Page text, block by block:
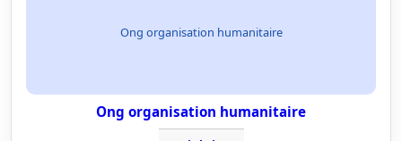
Ong organisation humanitaire
Ong organisation humanitaire